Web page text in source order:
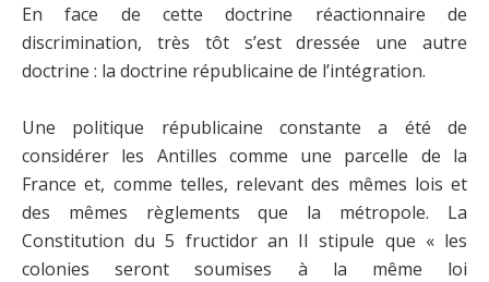
En face de cette doctrine réactionnaire de
discrimination, très tôt s’est dressée une autre
doctrine : la doctrine républicaine de l’intégration.
Une politique républicaine constante a été de
considérer les Antilles comme une parcelle de la
France et, comme telles, relevant des mêmes lois et
des mêmes règlements que la métropole. La
Constitution du 5 fructidor an II stipule que « les
colonies seront soumises à la même loi